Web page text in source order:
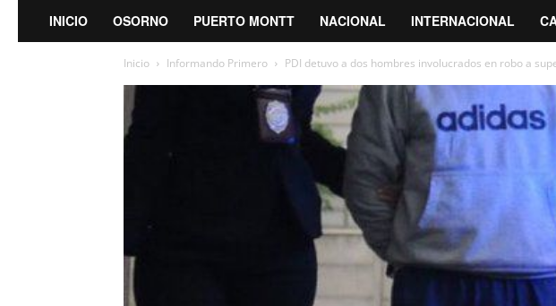
INICIO OSORNO PUERTO MONTT NACIONAL INTERNACIONAL
Inicio Informando Primero PDI detuvo a dos hombres involucrados en robo a